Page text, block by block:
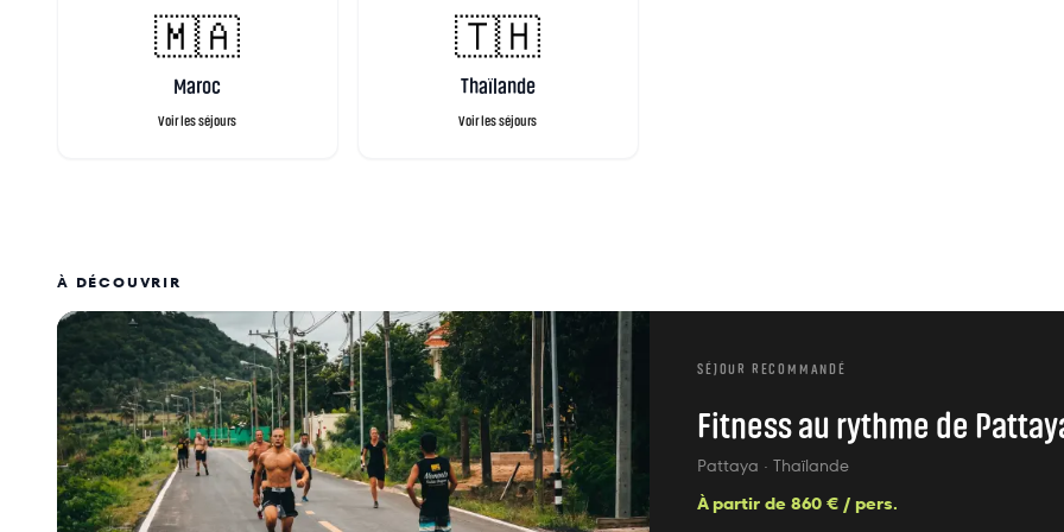
🇲🇦
Maroc
Voir les séjours
🇹🇭
Thaïlande
Voir les séjours
À DÉCOUVRIR
SÉJOUR RECOMMANDÉ
Fitness au rythme de
Pattaya · Thaïlande
À partir de860 € / pers.